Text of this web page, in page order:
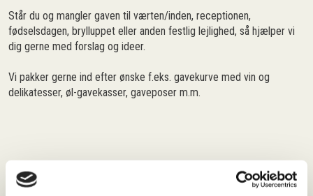
Står du og mangler gaven til værten/inden, receptionen,
fødselsdagen, brylluppet eller anden festlig lejlighed, så hjælper vi
dig gerne med forslag og ideer.
Vi pakker gerne ind efter ønske f.eks. gavekurve med vin og
delikatesser, øl-gavekasser, gaveposer m.m.
Information